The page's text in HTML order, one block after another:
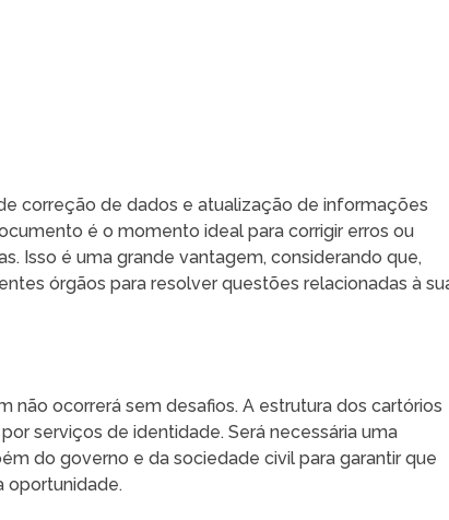
correção de dados e atualização de informações
é o momento ideal para corrigir erros ou
Isso é uma grande vantagem, considerando que,
órgãos para resolver questões relacionadas à
não ocorrerá sem desafios. A estrutura dos cartórios
serviços de identidade. Será necessária uma
do governo e da sociedade civil para garantir que
oportunidade.